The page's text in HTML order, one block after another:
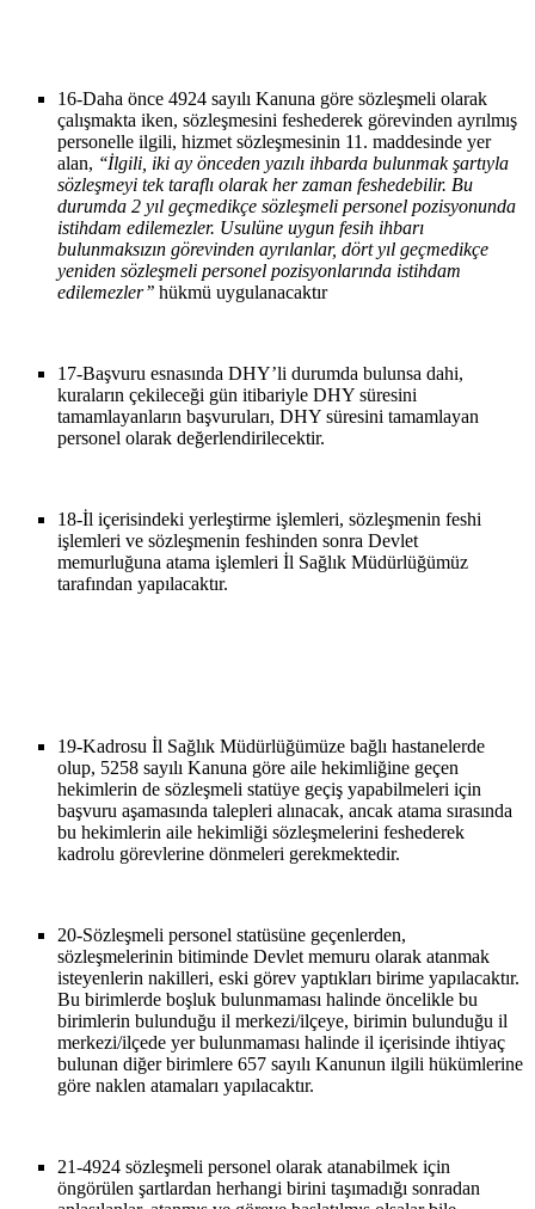
16-Daha önce 4924 sayılı Kanuna göre sözleşmeli olarak
çalışmakta iken, sözleşmesini feshederek görevinden ayrılmış
personelle ilgili, hizmet sözleşmesinin 11. maddesinde yer
alan, ‘‘İlgili, iki ay önceden yazılı ihbarda bulunmak şartıyla
sözleşmeyi tek taraflı olarak her zaman feshedebilir. Bu
durumda 2 yıl geçmedikçe sözleşmeli personel pozisyonunda
istihdam edilemezler. Usulüne uygun fesih ihbarı
bulunmaksızın görevinden ayrılanlar, dört yıl geçmedikçe
yeniden sözleşmeli personel pozisyonlarında istihdam
edilemezler’’ hükmü uygulanacaktır
17-Başvuru esnasında DHY’li durumda bulunsa dahi,
kuraların çekileceği gün itibariyle DHY süresini
tamamlayanların başvuruları, DHY süresini tamamlayan
personel olarak değerlendirilecektir.
18-İl içerisindeki yerleştirme işlemleri, sözleşmenin feshi
işlemleri ve sözleşmenin feshinden sonra Devlet
memurluğuna atama işlemleri İl Sağlık Müdürlüğümüz
tarafından yapılacaktır.
19-Kadrosu İl Sağlık Müdürlüğümüze bağlı hastanelerde
olup, 5258 sayılı Kanuna göre aile hekimliğine geçen
hekimlerin de sözleşmeli statüye geçiş yapabilmeleri için
başvuru aşamasında talepleri alınacak, ancak atama sırasında
bu hekimlerin aile hekimliği sözleşmelerini feshederek
kadrolu görevlerine dönmeleri gerekmektedir.
20-Sözleşmeli personel statüsüne geçenlerden,
sözleşmelerinin bitiminde Devlet memuru olarak atanmak
isteyenlerin nakilleri, eski görev yaptıkları birime yapılacaktır.
Bu birimlerde boşluk bulunmaması halinde öncelikle bu
birimlerin bulunduğu il merkezi/ilçeye, birimin bulunduğu il
merkezi/ilçede yer bulunmaması halinde il içerisinde ihtiyaç
bulunan diğer birimlere 657 sayılı Kanunun ilgili hükümlerine
göre naklen atamaları yapılacaktır.
21-4924 sözleşmeli personel olarak atanabilmek için
öngörülen şartlardan herhangi birini taşımadığı sonradan